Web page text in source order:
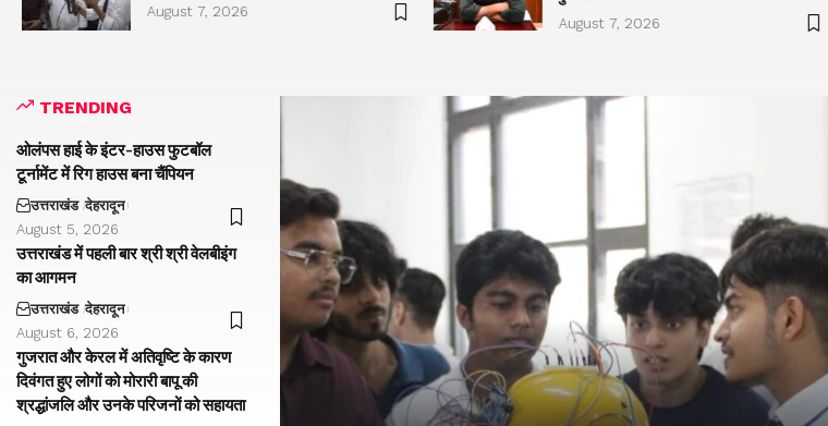
August 7, 2026
August 7, 2026
TRENDING
ओलंपस हाई के इंटर-हाउस फुटबॉल
टूर्नामेंट में रिग हाउस बना चैंपियन
उत्तराखंड देहरादून
August 5, 2026
उत्तराखंड में पहली बार श्री श्री वेलबीइंग
का आगमन
उत्तराखंड देहरादून
August 6, 2026
गुजरात और केरल में अतिवृष्टि के कारण
दिवंगत हुए लोगों को मोरारी बापू की
श्रद्धांजलि और उनके परिजनों को सहायता